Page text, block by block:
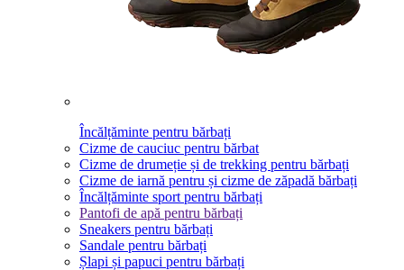
Încălțăminte pentru bărbați
Cizme de cauciuc pentru bărbat
Cizme de drumeție și de trekking pentru bărbați
Cizme de iarnă pentru și cizme de zăpadă bărbați
Încălțăminte sport pentru bărbați
Pantofi de apă pentru bărbați
Sneakers pentru bărbați
Sandale pentru bărbați
Șlapi și papuci pentru bărbați